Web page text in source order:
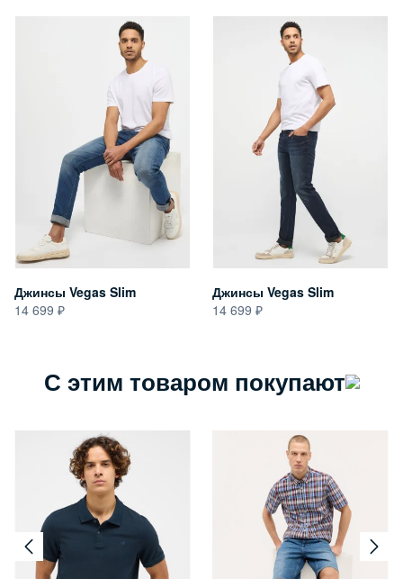
Джинсы Vegas Slim
14 699
Джинсы Vegas Slim
14 699
С этим товаром покупают